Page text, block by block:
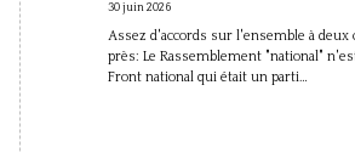
30 juin 2026
Assez d'accords sur l'ensemble à deux
près: Le Rassemblement "national"
Front national qui était un parti…